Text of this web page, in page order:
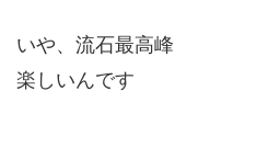
いや、流石最高峰
楽しいんです